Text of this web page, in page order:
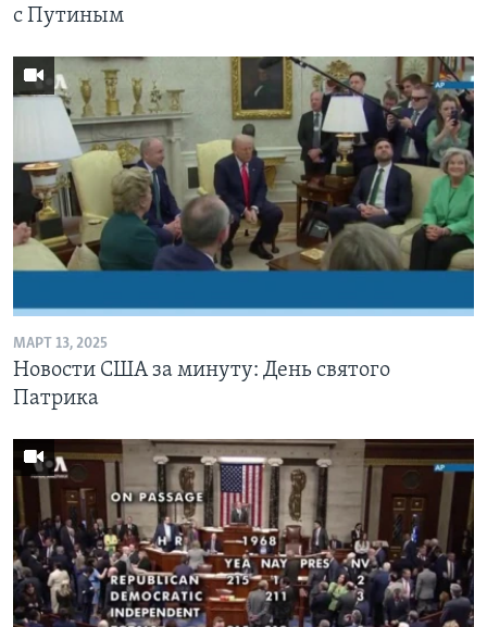
с Путиным
МАРТ 13, 2025
Новости США за минуту: День святого
Патрика